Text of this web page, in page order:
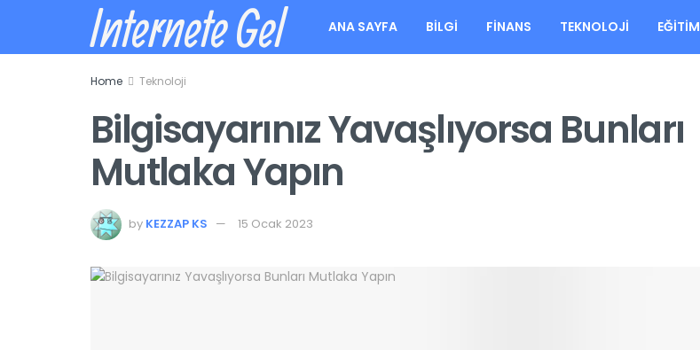
Internete Gel ANA SAYFA BILGI FINANS TEKNOLOJI EĞITIM
Home Teknoloji
Bilgisayarınız Yavaşlıyorsa Bunları
Mutlaka Yapın
by KEZZAP KS 15 Ocak 2023